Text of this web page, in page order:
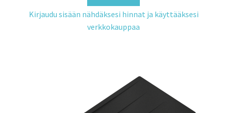
Kirjaudu sisään nähdäksesi hinnat ja käyttääksesi
verkkokauppaa